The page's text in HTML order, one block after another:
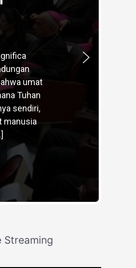
umat
Tuhan
sendiri,
manusia
Streaming